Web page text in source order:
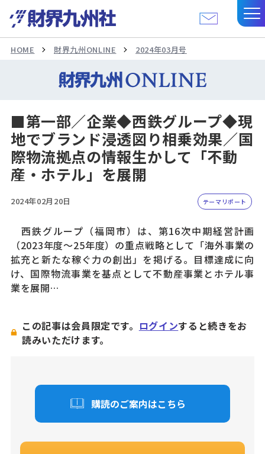
HOME 財界九州ONLINE 2024年03月号
■第一部／企業◆西鉄グループ◆現
地でブランド浸透図り相乗効果／国
際物流拠点の情報生かして「不動
産・ホテル」を展開
2024年02月20日 テーマリポート
西鉄グループ（福岡市）は、第16次中期経営計画
（2023年度〜25年度）の重点戦略として「海外事業の
拡充と新たな稼ぐ力の創出」を掲げる。目標達成に向
け、国際物流事業を基点として不動産事業とホテル事
業を展開…
この記事は会員限定です。 ログインすると続きをお
読みいただけます。
購読のご案内はこちら